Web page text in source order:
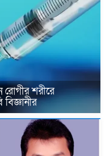
রোগীর শরীরে